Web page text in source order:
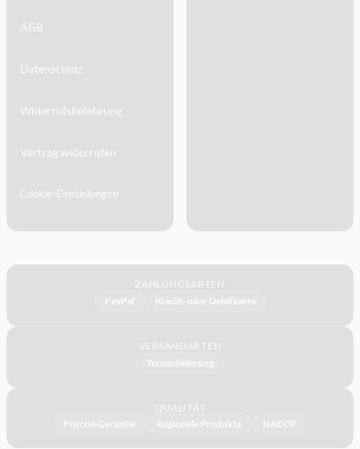
AGB
Datenschutz
Widerrufsbelehrung
Vertrag widerrufen
Cookie-Einstellungen
ZAHLUNGSARTEN
PayPal
Kredit- oder Debitkarte
VERSANDARTEN
Terminlieferung
QUALITÄT
Frische-Garantie
Regionale Produkte HACCP